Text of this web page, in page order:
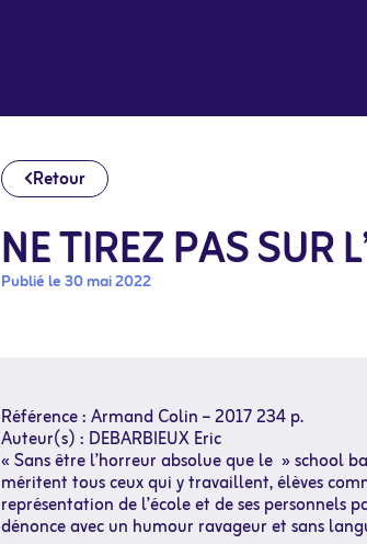
Retour
NE TIREZ PAS SUR
Publié le 30 mai 2022
Référence : Armand Colin – 2017 234 p.
Auteur(s) : DEBARBIEUX Eric
« Sans être l’horreur absolue que le » school
méritent tous ceux qui y travaillent, élèves
représentation de l’école et de ses personnels
dénonce avec un humour ravageur et sans